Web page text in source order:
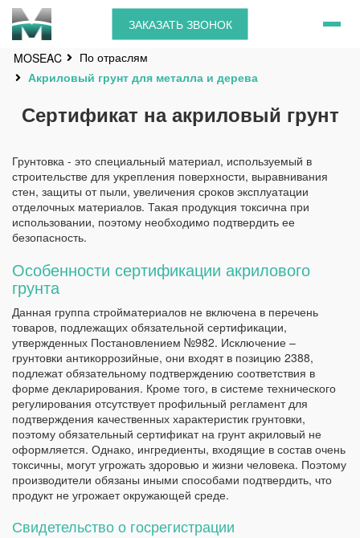
ЗАКАЗАТЬ ЗВОНОК
MOSEAC
По отраслям
Акриловый грунт для металла и дерева
Сертификат на акриловый грунт
Грунтовка - это специальный материал, используемый в
строительстве для укрепления поверхности, выравнивания
стен, защиты от пыли, увеличения сроков эксплуатации
отделочных материалов. Такая продукция токсична при
использовании, поэтому необходимо подтвердить ее
безопасность.
Особенности сертификации акрилового
грунта
Данная группа стройматериалов не включена в перечень
товаров, подлежащих обязательной сертификации,
утвержденных Постановлением №982. Исключение –
грунтовки антикоррозийные, они входят в позицию 2388,
подлежат обязательному подтверждению соответствия в
форме декларирования. Кроме того, в системе технического
регулирования отсутствует профильный регламент для
подтверждения качественных характеристик грунтовки,
поэтому обязательный сертификат на грунт акриловый не
оформляется. Однако, ингредиенты, входящие в состав очень
токсичны, могут угрожать здоровью и жизни человека. Поэтому
производители обязаны иными способами подтвердить, что
продукт не угрожает окружающей среде.
Свидетельство о госрегистрации